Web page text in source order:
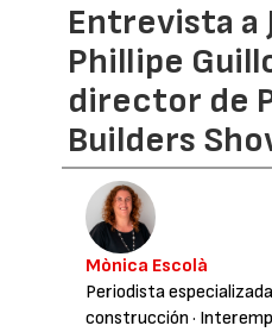
Entrevista a
Phillipe
director de
Builders
Mònica Escolà
Periodista
construcción ·